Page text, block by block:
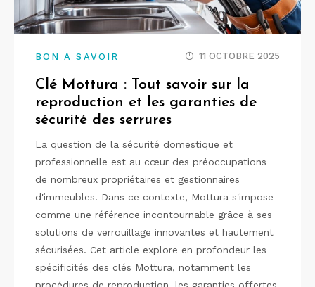
BON A SAVOIR 11 OCTOBRE 2025
Clé Mottura : Tout savoir sur la
reproduction et les garanties de
sécurité des serrures
La question de la sécurité domestique et
professionnelle est au cœur des préoccupations
de nombreux propriétaires et gestionnaires
d'immeubles. Dans ce contexte, Mottura s'impose
comme une référence incontournable grâce à ses
solutions de verrouillage innovantes et hautement
sécurisées. Cet article explore en profondeur les
spécificités des clés Mottura, notamment les